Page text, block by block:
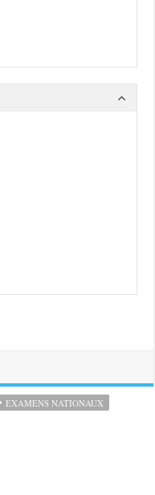
EXAMENS NATIONAUX